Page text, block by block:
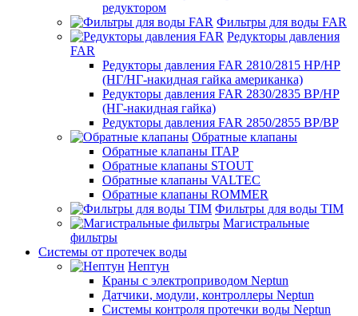
редуктором
Фильтры для воды FAR
Редукторы давления
FAR
Редукторы давления FAR 2810/2815 НР/НР
(НГ/НГ-накидная гайка американка)
Редукторы давления FAR 2830/2835 ВР/НР
(НГ-накидная гайка)
Редукторы давления FAR 2850/2855 ВР/ВР
Обратные клапаны
Обратные клапаны ITAP
Обратные клапаны STOUT
Обратные клапаны VALTEC
Обратные клапаны ROMMER
Фильтры для воды TIM
Магистральные
фильтры
Системы от протечек воды
Нептун
Краны с электроприводом Neptun
Датчики, модули, контроллеры Neptun
Системы контроля протечки воды Neptun